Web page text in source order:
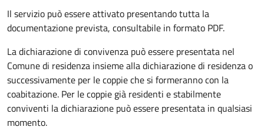
Il servizio può essere attivato presentando tutta la
documentazione prevista, consultabile in formato PDF.
La dichiarazione di convivenza può essere presentata nel
Comune di residenza insieme alla dichiarazione di residenza o
successivamente per le coppie che si formeranno con la
coabitazione. Per le coppie già residenti e stabilmente
conviventi la dichiarazione può essere presentata in qualsiasi
momento.